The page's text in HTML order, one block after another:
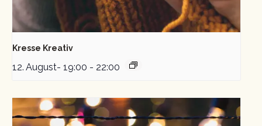
Kresse Kreativ
12. August- 19:00 - 22:00